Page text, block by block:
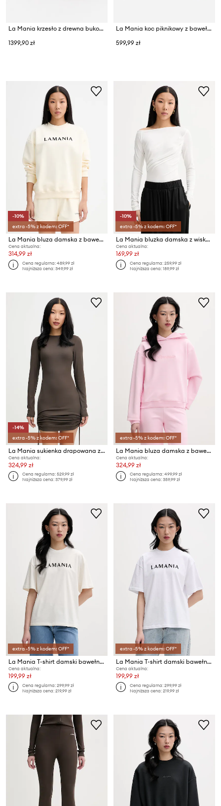
La Mania krzesło z drewna bukowego 53 x 88 cm
1399,90 zł
La Mania koc piknikowy z bawełną 200 x 160 cm
599,99 zł
-10%
extra -5% z kodem: OFF*
La Mania bluza damska z bawełną FLINT
Cena aktualna:
314,99 zł
Cena regularna:489,99 zł
Najniższa cena:349,99 zł
-10%
extra -5% z kodem: OFF*
La Mania bluzka damska z wiskozą ENZA
Cena aktualna:
169,99 zł
Cena regularna:259,99 zł
Najniższa cena:189,99 zł
-14%
extra -5% z kodem: OFF*
La Mania sukienka drapowana z wiskozy FAITH
Cena aktualna:
324,99 zł
Cena regularna:529,99 zł
Najniższa cena:379,99 zł
extra -5% z kodem: OFF*
La Mania bluza damska z bawełny
Cena aktualna:
324,99 zł
Cena regularna:499,99 zł
Najniższa cena:359,99 zł
extra -5% z kodem: OFF*
La Mania T-shirt damski bawełniany CHUCK
Cena aktualna:
199,99 zł
Cena regularna:299,99 zł
Najniższa cena:219,99 zł
extra -5% z kodem: OFF*
La Mania T-shirt damski bawełniany CHUCK
Cena aktualna:
199,99 zł
Cena regularna:299,99 zł
Najniższa cena:219,99 zł